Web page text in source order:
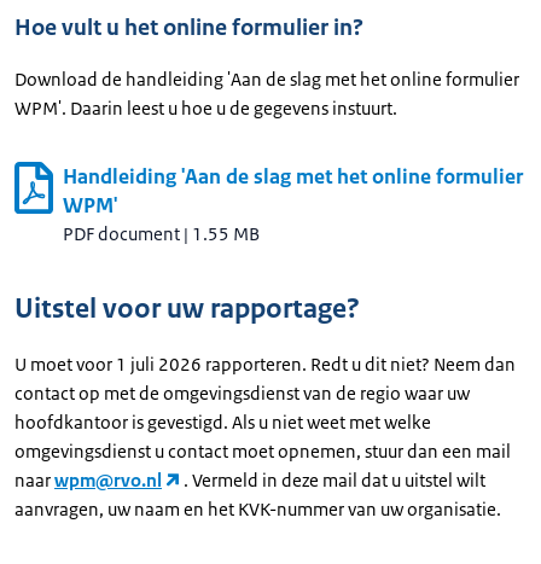
Hoe vult u het online formulier in?
Download de handleiding 'Aan de slag met het online formulier
WPM'. Daarin leest u hoe u de gegevens instuurt.
Handleiding 'Aan de slag met het online formulier
WPM'
PDF document | 1.55 MB
Uitstel voor uw rapportage?
U moet voor 1 juli 2026 rapporteren. Redt u dit niet? Neem dan
contact op met de omgevingsdienst van de regio waar uw
hoofdkantoor is gevestigd. Als u niet weet met welke
omgevingsdienst u contact moet opnemen, stuur dan een mail
naarwpm@rvo.nl
. Vermeld in deze mail dat u uitstel wilt
aanvragen, uw naam en het KVK-nummer van uw organisatie.